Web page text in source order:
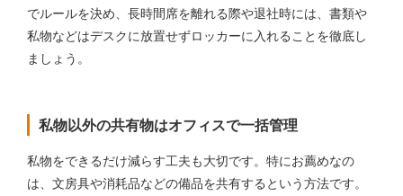
でルールを決め、長時間席を離れる際や退社時には、書類や
私物などはデスクに放置せずロッカーに入れることを徹底し
ましょう。
私物以外の共有物はオフィスで一括管理
私物をできるだけ減らす工夫も大切です。特にお薦めなの
は、文房具や消耗品などの備品を共有するという方法です。